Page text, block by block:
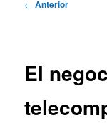
← Anterior
El